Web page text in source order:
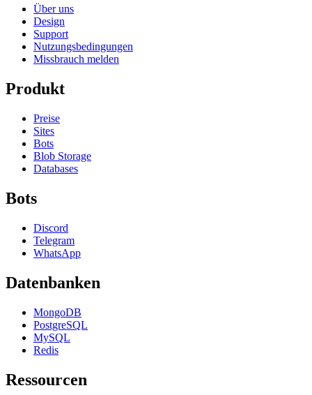
Über uns
Design
Support
Nutzungsbedingungen
Missbrauch melden
Produkt
Preise
Sites
Bots
Blob Storage
Databases
Bots
Discord
Telegram
WhatsApp
Datenbanken
MongoDB
PostgreSQL
MySQL
Redis
Ressourcen